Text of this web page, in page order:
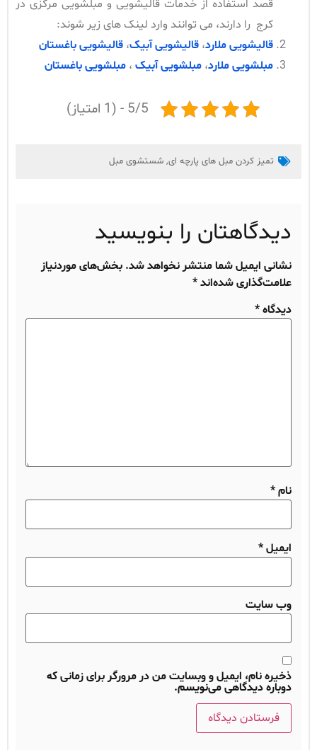
قصد استفاده از خدمات قالیشویی و مبلشویی مرکزی در
کرج را دارند، می توانند وارد لینک های زیر شوند:
قالیشویی ملارد، قالیشویی آبیک، قالیشویی باغستان
مبلشویی ملارد، مبلشویی آبیک ، مبلشویی باغستان
5/5 - (1 امتیاز)
تمیز کردن مبل های پارچه ای, شستشوی مبل
دیدگاهتان را بنویسید
نشانی ایمیل شما منتشر نخواهد شد. بخش‌های موردنیاز
علامت‌گذاری شده‌اند*
دیدگاه*
نام*
ایمیل*
وب‌ سایت
ذخیره نام، ایمیل و وبسایت من در مرورگر برای زمانی که
دوباره دیدگاهی می‌نویسم.